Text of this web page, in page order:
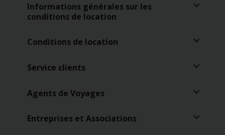
spéciales
membre
FR/FR
Location
voitures
Informations générales sur les
conditions de location
Conditions de location
Service clients
Agents de Voyages
Entreprises et Associations